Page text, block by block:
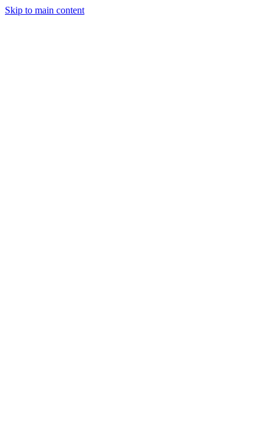
Skip to main content